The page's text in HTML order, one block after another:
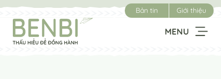
Chuyển
đến
dung
Bản tin Giới thiệu
MENU